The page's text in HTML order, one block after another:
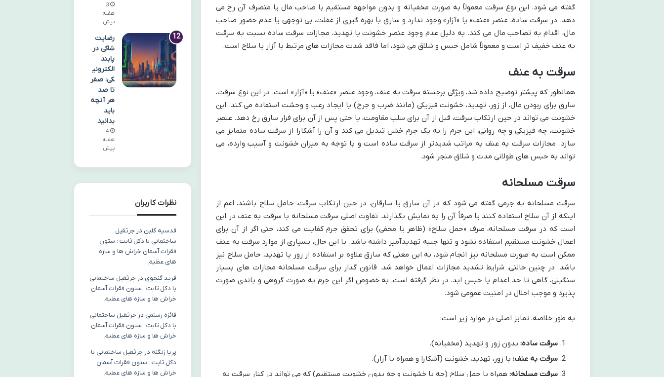
گفته می شود. این نوع سرقت معمولاً به صورت مخفیانه و بدون مواجهه مستقیم با صاحب مال یا متصرف آن رخ می
دهد. در سرقت ساده، عنصر «عنف» یا «آزار» وجود ندارد و سارق با بهره گیری از غفلت، بی توجهی یا عدم حضور صاحب
مال، اقدام به تصاحب مال می کند. به دلیل عدم وجود عنصر خشونت یا تهدید، مجازات سرقت ساده نسبت به سرقت
به عنف خفیف تر است و معمولاً شامل حبس و شلاق می شود، اما فاقد شدت مجازات های مرتبط با آزار یا سلاح است.
سرقت به عنف
همانطور که پیشتر توضیح داده شد، ویژگی برجسته سرقت به عنف، وجود عنصر «عنف» یا «آزار» است. در این نوع سرقت،
سارق برای ربودن مال، از زور، تهدید، خشونت فیزیکی (مانند ضرب و جرح) یا ایجاد رعب و وحشت استفاده می کند. این
خشونت می تواند در حین ارتکاب سرقت، قبل از آن برای سلب مقاومت، یا حتی پس از آن برای فرار سارق رخ دهد. عنصر
خشونت، چه فیزیکی و چه روانی، این جرم را به یک جرم خشن تبدیل می کند و آن را آشکارا از سرقت ساده متمایز می
سازد. مجازات سرقت به عنف به مراتب شدیدتر از سرقت ساده است و با توجه به میزان خشونت و آسیب وارده، می
تواند به حبس های طولانی مدت و شلاق منجر شود.
سرقت مسلحانه
سرقت مسلحانه به جرمی گفته می شود که در آن سارق یا سارقان، در حین ارتکاب سرقت، حامل سلاح باشند، اعم از
اینکه از آن سلاح استفاده کنند یا صرفاً آن را به نمایش بگذارند. تفاوت اصلی سرقت مسلحانه با سرقت به عنف در این
است که در سرقت مسلحانه، صرف «حمل سلاح» (ظاهر یا مخفی) برای تحقق جرم کفایت می کند، حتی اگر از آن برای
اعمال خشونت مستقیم استفاده نشود و تنها جنبه تهدیدآمیز داشته باشد. با این حال، بسیاری از موارد سرقت به عنف
ممکن است به صورت مسلحانه نیز انجام شود، به این معنی که سارق علاوه بر استفاده از زور یا تهدید، حامل سلاح نیز
باشد. در چنین حالتی، شرایط تشدید مجازات اعمال خواهد شد. قانون گذار برای سرقت مسلحانه مجازات های بسیار
سنگینی، گاهی تا حد اعدام یا حبس ابد، در نظر گرفته است، به خصوص اگر این جرم به صورت گروهی و باندی صورت
پذیرد و موجب اخلال در امنیت عمومی شود.
به طور خلاصه، تمایز اصلی در موارد زیر است:
سرقت ساده: بدون زور و تهدید (مخفیانه).
سرقت به عنف: با زور، تهدید، خشونت (آشکارا و همراه با آزار).
سرقت مسلحانه: همراه با حمل سلاح (چه با خشونت و چه بدون خشونت مستقیم) که می تواند در کنار سرقت به
3
هفته
پیش
رضایت
شاکی در
پابند
الکترونی
کی: صفر
تا صد
هر آنچه
باید
بدانید
4
هفته
پیش
نظرات کاربران
قدسیه گلبن در جرثقیل
ساختمانی با دکل ثابت : ستون
فقرات آسمان خراش ها و سازه
های عظیم
فرید گنجوی در جرثقیل ساختمانی
با دکل ثابت : ستون فقرات آسمان
خراش ها و سازه های عظیم
فائزه رستمی در جرثقیل ساختمانی
با دکل ثابت : ستون فقرات آسمان
خراش ها و سازه های عظیم
پریا زنگنه در جرثقیل ساختمانی با
دکل ثابت : ستون فقرات آسمان
خراش ها و سازه های عظیم